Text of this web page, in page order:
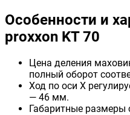
Особенности и
proxxon KT 70
Цена деления
полный оборот
Ход по оси X
— 46 мм.
Габаритные размеры